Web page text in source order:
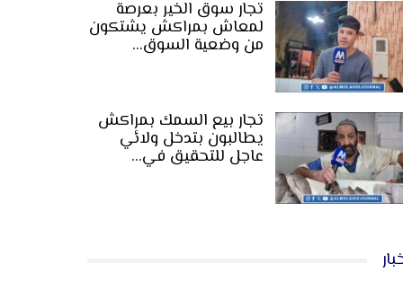
تجار سوق الخير بعرصة
لمعاش بمراكش يشتكون
من وضعية السوق…
تجار بيع السمك بمراكش
يطالبون بتدخل ولائي
عاجل للتحقيق في…